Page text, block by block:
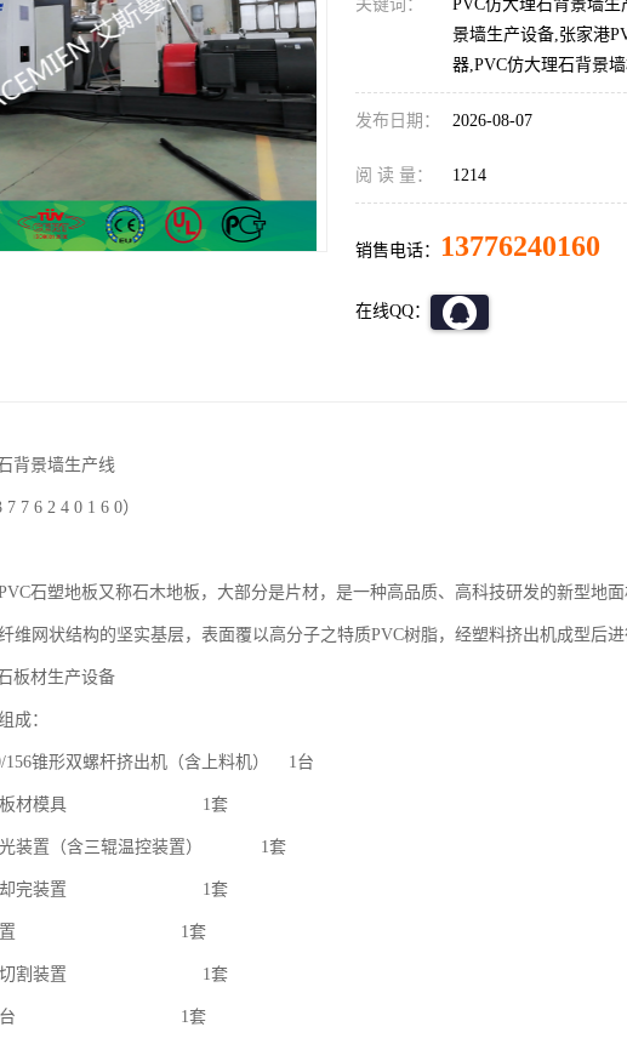
关键词：
PVC仿大理石背景墙
景墙生产设备,张家港
器,PVC仿大理石背景
发布日期： 2026-08-07
阅 读 量： 1214
销售电话： 13776240160
在线QQ：
背景墙生产线
7 7 6 2 4 0 1 6 0）
石塑地板又称石木地板，大部分是片材，是一种高品质、高科技研发的新型地
维网状结构的坚实基层，表面覆以高分子之特质PVC树脂，经塑料挤出机成型后进
板材生产设备
成：